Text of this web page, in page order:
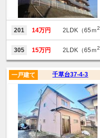
201 14万円 2LDK（65ｍ2
305 15万円 2LDK（65ｍ2
千草台37-4-3
一戸建て